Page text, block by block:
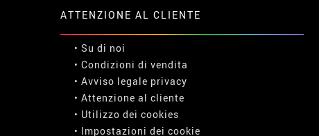
ATTENZIONE AL CLIENTE
• Su di noi
• Condizioni di vendita
• Avviso legale privacy
• Attenzione al cliente
• Utilizzo dei cookies
• Impostazioni dei cookie